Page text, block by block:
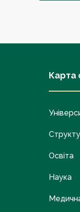
Карта
Освіта
Наука